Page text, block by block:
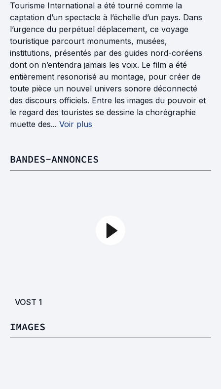
Tourisme International a été tourné comme la
captation d’un spectacle à l’échelle d’un pays. Dans
l’urgence du perpétuel déplacement, ce voyage
touristique parcourt monuments, musées,
institutions, présentés par des guides nord-coréens
dont on n’entendra jamais les voix. Le film a été
entièrement resonorisé au montage, pour créer de
toute pièce un nouvel univers sonore déconnecté
des discours officiels. Entre les images du pouvoir et
le regard des touristes se dessine la chorégraphie
muette des... Voir plus
BANDES-ANNONCES
VOST 1
IMAGES